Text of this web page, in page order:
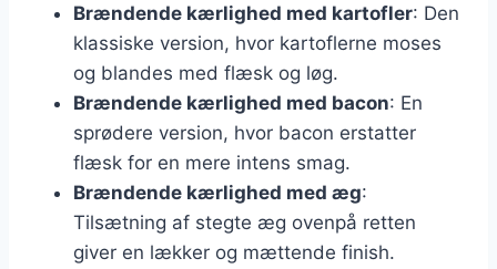
Brændende kærlighed med kartofler: Den
klassiske version, hvor kartoflerne moses
og blandes med flæsk og løg.
Brændende kærlighed med bacon: En
sprødere version, hvor bacon erstatter
flæsk for en mere intens smag.
Brændende kærlighed med æg:
Tilsætning af stegte æg ovenpå retten
giver en lækker og mættende finish.